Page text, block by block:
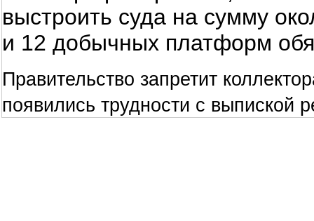
выстроить суда на сумму
и 12 добычных платформ
Правительство запретит
появились трудности с выпиской